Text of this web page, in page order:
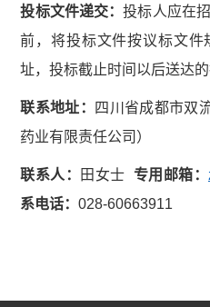
投标文件递交：投标人应在
前，将投标文件按议标文
址，投标截止时间以后送达
联系地址：
四川省成都市双
药业有限责任公司）
联系人： 田女士 专用 邮箱 ：
系电话：028-60663911